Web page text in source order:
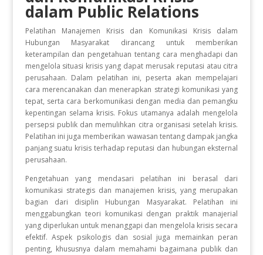
dalam Public Relations
Pelatihan Manajemen Krisis dan Komunikasi Krisis dalam
Hubungan Masyarakat dirancang untuk memberikan
keterampilan dan pengetahuan tentang cara menghadapi dan
mengelola situasi krisis yang dapat merusak reputasi atau citra
perusahaan. Dalam pelatihan ini, peserta akan mempelajari
cara merencanakan dan menerapkan strategi komunikasi yang
tepat, serta cara berkomunikasi dengan media dan pemangku
kepentingan selama krisis. Fokus utamanya adalah mengelola
persepsi publik dan memulihkan citra organisasi setelah krisis.
Pelatihan ini juga memberikan wawasan tentang dampak jangka
panjang suatu krisis terhadap reputasi dan hubungan eksternal
perusahaan.
Pengetahuan yang mendasari pelatihan ini berasal dari
komunikasi strategis dan manajemen krisis, yang merupakan
bagian dari disiplin Hubungan Masyarakat. Pelatihan ini
menggabungkan teori komunikasi dengan praktik manajerial
yang diperlukan untuk menanggapi dan mengelola krisis secara
efektif. Aspek psikologis dan sosial juga memainkan peran
penting, khususnya dalam memahami bagaimana publik dan